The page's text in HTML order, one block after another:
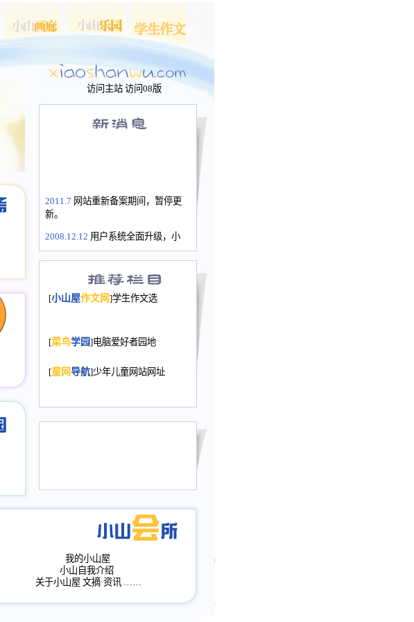
访问主站 访问08版
2011.7 网站重新备案期间，暂停更
新。
2008.12.12 用户系统全面升级，小
山屋主站、作文网、学生作文、家
长会、家园网－个人空间，用户一
次注册全部通行。
2008.12.12家园网正式运行，域
年，2009版提前启用，小山屋全面
小山画廊均增加多个新栏目。。
评分、顶功能，作文宝典改版。
[小山屋作文网]学生作文选
[菜鸟学园]电脑爱好者园地
[童网导航]少年儿童网站网址
我的小山屋
小山自我介绍
关于小山屋 文摘·资讯 ……